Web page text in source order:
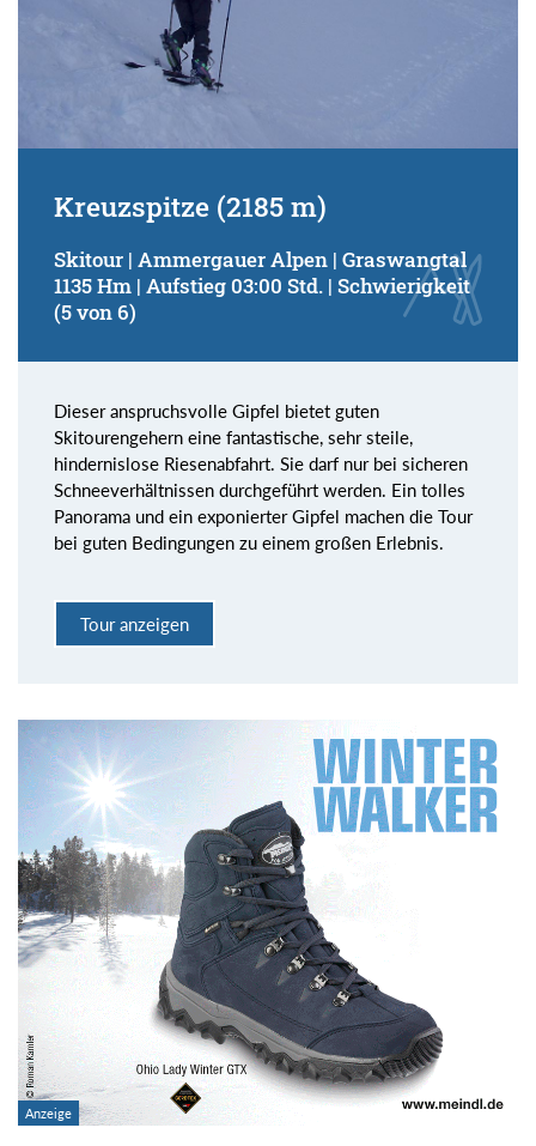
Kreuzspitze (2185 m)
Skitour | Ammergauer Alpen | Graswangtal
1135 Hm | Aufstieg 03:00 Std. | Schwierigkeit
(5 von 6)
Dieser anspruchsvolle Gipfel bietet guten
Skitourengehern eine fantastische, sehr steile,
hindernislose Riesenabfahrt. Sie darf nur bei sicheren
Schneeverhältnissen durchgeführt werden. Ein tolles
Panorama und ein exponierter Gipfel machen die Tour
bei guten Bedingungen zu einem großen Erlebnis.
Tour anzeigen